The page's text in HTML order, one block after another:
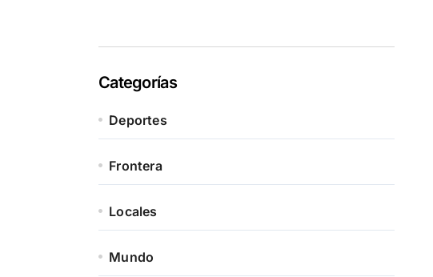
Categorías
Deportes
Frontera
Locales
Mundo